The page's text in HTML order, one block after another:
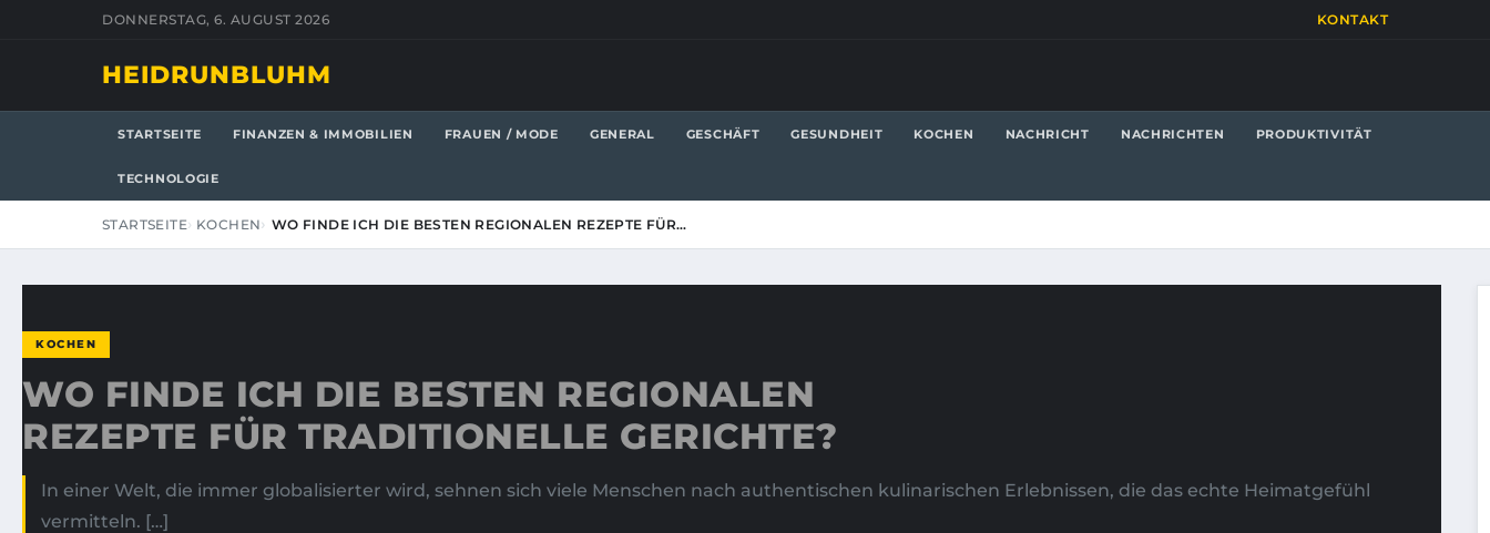
DONNERSTAG, 6. AUGUST 2026 KONTAKT
HEIDRUNBLUHM
STARTSEITE FINANZEN & IMMOBILIEN FRAUEN / MODE GENERAL GESCHÄFT GESUNDHEIT KOCHEN NACHRICHT NACHRICHTEN PRODUKTIVITÄT
TECHNOLOGIE
STARTSEITE KOCHEN WO FINDE ICH DIE BESTEN REGIONALEN REZEPTE FÜR…
KOCHEN
WO FINDE ICH DIE BESTEN REGIONALEN
REZEPTE FÜR TRADITIONELLE GERICHTE?
In einer Welt, die immer globalisierter wird, sehnen sich viele Menschen nach authentischen kulinarischen Erlebnissen, die das echte Heimatgefühl
vermitteln. […]